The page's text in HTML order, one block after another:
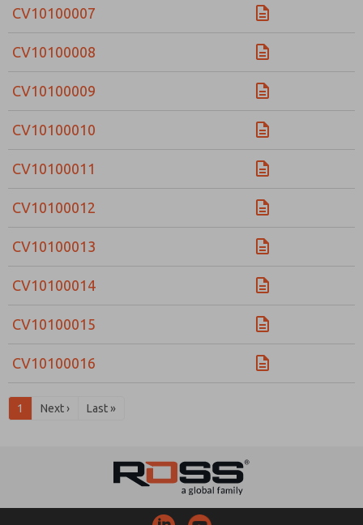
CV10100007
CV10100008
CV10100009
CV10100010
CV10100011
CV10100012
CV10100013
CV10100014
CV10100015
CV10100016
1 Next › Last »